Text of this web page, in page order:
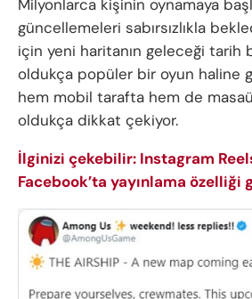
Milyonlarca kişinin oynamaya
güncellemeleri sabırsızlıkla
için yeni haritanın geleceği tarih
oldukça popüler bir oyun haline
hem mobil tarafta hem de
oldukça dikkat çekiyor.
İlginizi çekebilir: Instagram
Facebook’ta yayınlama özelliği